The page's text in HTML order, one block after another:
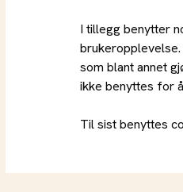
I tillegg benytter
som blant annet
ikke benyttes for
Til sist benyttes